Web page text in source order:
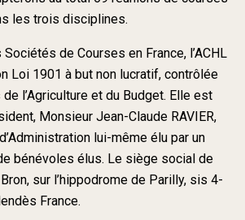
les trois disciplines.
de Courses en France, l’ACHL
Loi 1901 à but non lucratif, contrôlée
l’Agriculture et du Budget. Elle est
Monsieur Jean-Claude RAVIER,
lui-même élu par un
bénévoles élus. Le siège social de
sur l’hippodrome de Parilly, sis 4-
France.